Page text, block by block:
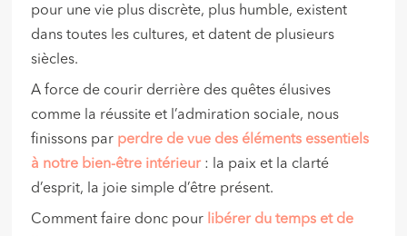
pour une vie plus discrète, plus humble, existent
dans toutes les cultures, et datent de plusieurs
siècles.
A force de courir derrière des quêtes élusives
comme la réussite et l’admiration sociale, nous
finissons par perdre de vue des éléments essentiels
à notre bien-être intérieur: la paix et la clarté
d’esprit, la joie simple d’être présent.
Comment faire donc pour libérer du temps et de